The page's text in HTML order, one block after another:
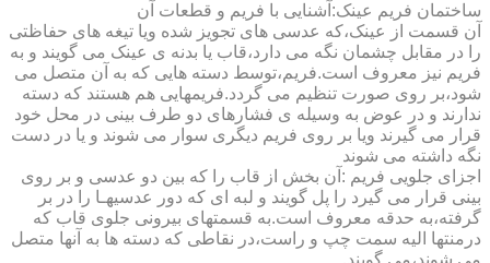
ساختمان فریم عینک:آشنایی با فریم و قطعات آن
آن قسمت از عینک،که عدسی های تجویز شده ویا تیغه های حفاظتی
را در مقابل چشمان نگه می دارد،قاب یا بدنه ی عینک می گویند و به
فریم نیز معروف است.فریم،توسط دسته هایی که به آن متصل می
شود،بر روی صورت تنظیم می گردد.فریمهایی هم هستند که دسته
ندارند و در عوض به وسیله ی فشارهای دو طرف بینی در محل خود
قرار می گیرند ویا بر روی فریم دیگری سوار می شوند و یا در دست
نگه داشته می شوند
اجزای جلویی فریم :آن بخش از قاب را که بین دو عدسی و بر روی
بینی قرار می گیرد را پل گویند و لبه ای که دور عدسیهـا را در بر
گرفته،به حدقه معروف است.به قسمتهای بیرونی جلوی قاب که
درمنتها الیه سمت چپ و راست،در نقاطی که دسته ها به آنها متصل